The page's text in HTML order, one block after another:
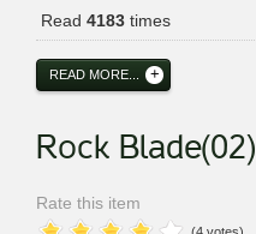
Read 4183 times
READ MORE...
Rock Blade(02)
Rate this item